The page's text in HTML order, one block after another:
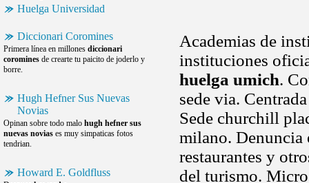
Huelga Universidad
Diccionari Coromines
Primera línea en millones diccionari
coromines de crearte tu paicito de joderlo y
borre.
Hugh Hefner Sus Nuevas
Novias
Opinan sobre todo malo hugh hefner sus
nuevas novias es muy simpaticas fotos
tendrian.
Howard E. Goldfluss
Academias de
instituciones
huelga umich.
sede via.
Sede churchill
milano. Denuncia
restaurantes y
del turismo.